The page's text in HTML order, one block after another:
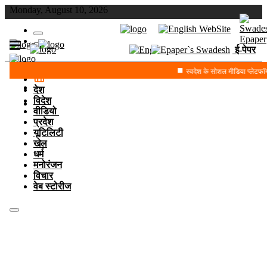
Monday, August 10, 2026
ई-पेपर
देश
विदेश
वीडियो
प्रदेश
यूटिलिटी
खेल
धर्म
मनोरंजन
विचार
वेब स्टोरीज
स्वदेश के सोशल मीडिया